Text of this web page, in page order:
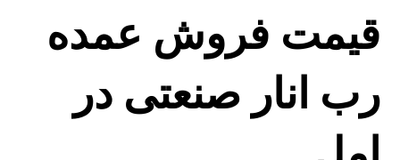
قیمت فروش عمده
رب انار صنعتی در